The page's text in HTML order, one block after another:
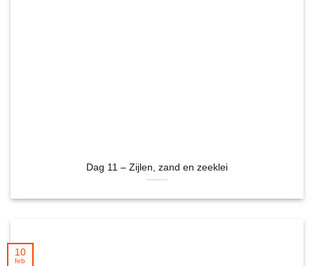
Dag 11 – Zijlen, zand en zeeklei
10
feb